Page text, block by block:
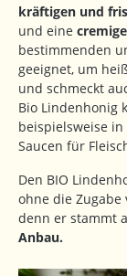
kräftigen und
und eine
bestimmenden
geeignet, um
und schmeckt
Bio Lindenhonig
beispielsweise
Saucen für
Den BIO
ohne die Zugabe
denn er stammt
Anbau.